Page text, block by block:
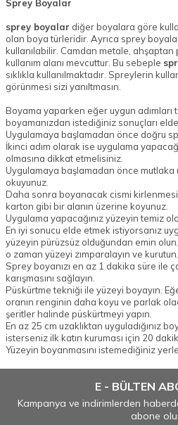
Sprey Boyalar
sprey boyalar diğer boyalara göre
olan boya türleridir. Ayrıca sprey
kullanılabilir. Camdan metale,
kullanım alanı mevcuttur. Bu sebeple
sıklıkla kullanılmaktadır. Spreylerin
görünmesi sizi yanıltmasın.
Boyama yaparken eğer uygun adımları
boyamanızdan istediğiniz sonuçları
Uygulamaya başlamadan önce doğru
İkinci adım olarak ise uygulama
olmasına dikkat etmelisiniz.
Uygulamaya başlamadan önce mutlaka
okuyunuz.
Daha sonra boyanacak cismi
karton gibi bir alanın üzerine koyunuz.
Uygulama yapacağınız yüzeyin temiz
En iyi sonucu elde etmek istiyorsanız
yüzeyin pürüzsüz olduğundan emin
o zaman yüzeyi zımparalayın ve kurutun.
Sprey boyanızı en az 1 dakika süre ile
karışmasını sağlayın.
Püskürtme tekniği ile yüzeyi boyayın.
oranın renginin daha koyu ve parlak
şeritler halinde püskürtmeyi yapın.
En az 25 cm uzaklıktan uyguladığınız
isterseniz ilk katın kuruması için 20
Yüzeyin boyanmasını istemediğiniz
E - BÜLTEN
Kampanya ve indirimlerden
abone